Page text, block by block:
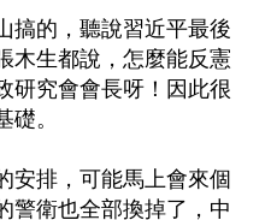
搞的，聽說習近平最後
木生都說，怎麼能反憲
研究會會長呀！因此很
。
安排，可能馬上會來個
警衛也全部換掉了，中